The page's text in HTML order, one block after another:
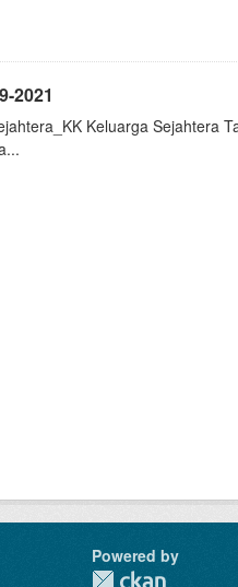
2021
Keluarga Sejahtera
Powered by